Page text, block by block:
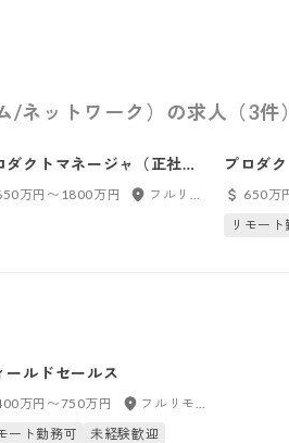
ネットワーク）の求人（3件）
ダクトマネージャ（正社
万円〜1800万円 フルリモート
プロダ
託）650万
リモー
ールドセールス
万円〜750万円
フルリモート
ート勤務可
未経験歓迎